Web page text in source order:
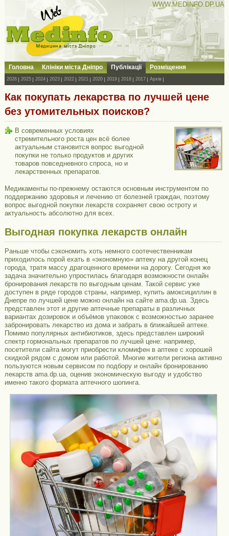
WWW.MEDINFO.DP.UA
Головна Клініки міста Дніпро Публікації Розміщення
2026 2025 2024 2023 2022 2021 2020 2019 2018 2017 Архів
Как покупать лекарства по лучшей цене
без утомительных поисков?
В современных условиях
стремительного роста цен всё более
актуальным становится вопрос выгодной
покупки не только продуктов и других
товаров повседневного спроса, но и
лекарственных препаратов.
Медикаменты по-прежнему остаются основным инструментом по
поддержанию здоровья и лечению от болезней граждан, поэтому
вопрос выгодной покупки лекарств сохраняет свою остроту и
актуальность абсолютно для всех.
Выгодная покупка лекарств онлайн
Раньше чтобы сэкономить хоть немного соотечественникам
приходилось порой ехать в «экономную» аптеку на другой конец
города, тратя массу драгоценного времени на дорогу. Сегодня же
задача значительно упростилась благодаря возможности онлайн
бронирования лекарств по выгодным ценам. Такой сервис уже
доступен в ряде городов страны, например, купить амоксициллин в
Днепре по лучшей цене можно онлайн на сайте ama.dp.ua. Здесь
представлен этот и другие аптечные препараты в различных
вариантах дозировок и объёмов упаковок с возможностью заранее
забронировать лекарство из дома и забрать в ближайшей аптеке.
Помимо популярных антибиотиков, здесь представлен широкий
спектр гормональных препаратов по лучшей цене: например,
посетители сайта могут приобрести кломифен в аптеке с хорошей
скидкой рядом с домом или работой. Многие жители региона активно
пользуются новым сервисом по подбору и онлайн бронированию
лекарств ama.dp.ua, оценив экономическую выгоду и удобство
именно такого формата аптечного шопинга.